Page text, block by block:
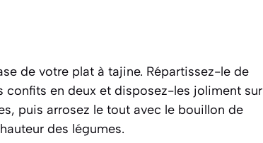
de votre plat à tajine. Répartissez-le de
confits en deux et disposez-les joliment sur
puis arrosez le tout avec le bouillon de
des légumes.